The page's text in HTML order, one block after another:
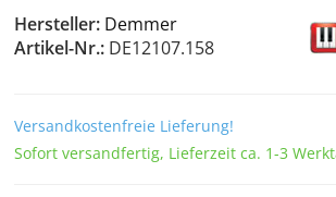
Hersteller: Demmer
Artikel-Nr.: DE12107.158
Versandkostenfreie Lieferung!
Sofort versandfertig, Lieferzeit ca. 1-3